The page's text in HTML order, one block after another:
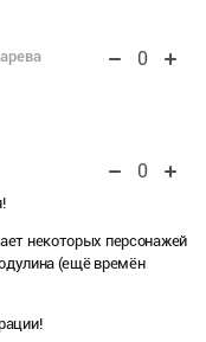
0
0
некоторых персонажей
(ещё времён